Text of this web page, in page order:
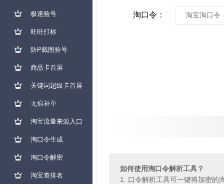
极速验号
旺旺打标
防P截图验号
商品卡首屏
关键词超级卡首屏
无痕补单
淘宝流量来源入口
淘口令生成
淘口令解密
淘宝查排名
淘口令：
如何使用淘口令解析工具？
1. 口令解析工具可一键将加密的